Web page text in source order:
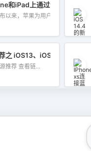
将调剂
和iPad上通过设备类型给
以来，苹果为用户提供了...
之 iOS13、iOS14 苹果源整
一、越狱苹果源推荐 查看链...